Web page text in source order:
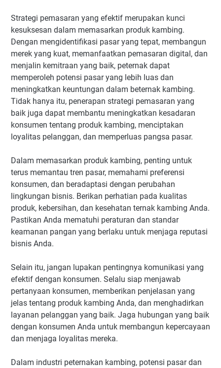
Strategi pemasaran yang efektif merupakan kunci
kesuksesan dalam memasarkan produk kambing.
Dengan mengidentifikasi pasar yang tepat, membangun
merek yang kuat, memanfaatkan pemasaran digital, dan
menjalin kemitraan yang baik, peternak dapat
memperoleh potensi pasar yang lebih luas dan
meningkatkan keuntungan dalam beternak kambing.
Tidak hanya itu, penerapan strategi pemasaran yang
baik juga dapat membantu meningkatkan kesadaran
konsumen tentang produk kambing, menciptakan
loyalitas pelanggan, dan memperluas pangsa pasar.
Dalam memasarkan produk kambing, penting untuk
terus memantau tren pasar, memahami preferensi
konsumen, dan beradaptasi dengan perubahan
lingkungan bisnis. Berikan perhatian pada kualitas
produk, kebersihan, dan kesehatan ternak kambing Anda.
Pastikan Anda mematuhi peraturan dan standar
keamanan pangan yang berlaku untuk menjaga reputasi
bisnis Anda.
Selain itu, jangan lupakan pentingnya komunikasi yang
efektif dengan konsumen. Selalu siap menjawab
pertanyaan konsumen, memberikan penjelasan yang
jelas tentang produk kambing Anda, dan menghadirkan
layanan pelanggan yang baik. Jaga hubungan yang baik
dengan konsumen Anda untuk membangun kepercayaan
dan menjaga loyalitas mereka.
Dalam industri peternakan kambing, potensi pasar dan